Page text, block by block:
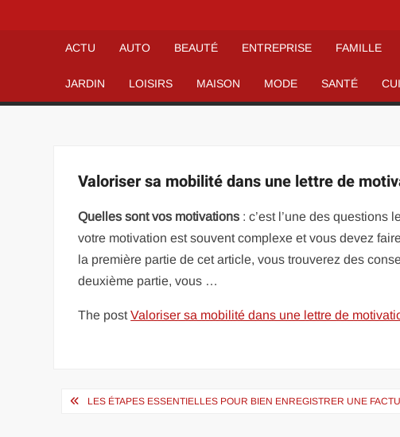
ACTU AUTO BEAUTÉ ENTREPRISE FAMILLE
JARDIN LOISIRS MAISON MODE SANTÉ
Valoriser sa mobilité dans une lettre de
Quelles sont vos motivations : c’est l’une des questions
votre motivation est souvent complexe et vous devez
la première partie de cet article, vous trouverez des
deuxième partie, vous …
The postValoriser sa mobilité dans une lettre de
Navigation
LES ÉTAPES ESSENTIELLES POUR BIEN ENREGISTRER UNE